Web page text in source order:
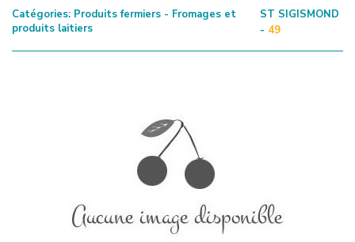
Catégories: Produits fermiers - Fromages et
produits laitiers
ST SIGISMOND
- 49